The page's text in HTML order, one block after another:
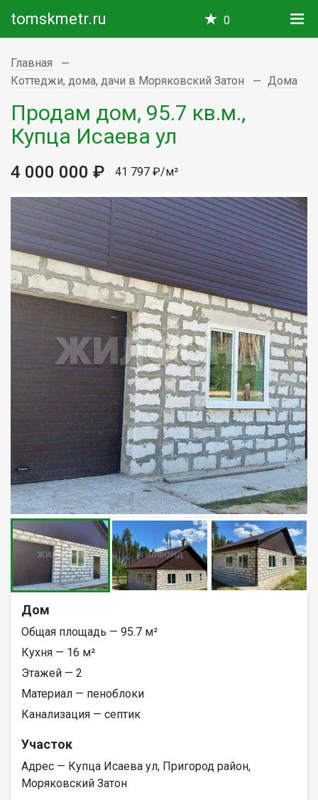
tomskmetr.ru 0
Главная
Коттеджи, дома, дачи в Моряковский Затон
Дома
Продам дом, 95.7 кв.м.,
Купца Исаева ул
4 000 000 ₽ 41 797 ₽/м²
Дом
Общая площадь — 95.7 м²
Кухня — 16 м²
Этажей — 2
Материал — пеноблоки
Канализация — септик
Участок
Адрес — Купца Исаева ул, Пригород район,
Моряковский Затон